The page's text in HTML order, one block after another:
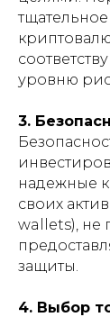
уровню
3.
надежные
своих
wallets), не
защиты.
4. Выбор